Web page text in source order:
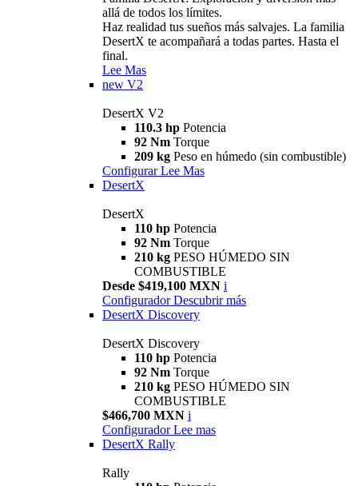
allá de todos los límites.
Haz realidad tus sueños más salvajes. La familia
DesertX te acompañará a todas partes. Hasta el
final.
Lee Mas
new V2
DesertX V2
110.3 hp Potencia
92 Nm Torque
209 kg Peso en húmedo (sin combustible)
Configurar Lee Mas
DesertX
DesertX
110 hp Potencia
92 Nm Torque
210 kg PESO HÚMEDO SIN
COMBUSTIBLE
Desde $419,100 MXN i
Configurador Descubrir más
DesertX Discovery
DesertX Discovery
110 hp Potencia
92 Nm Torque
210 kg PESO HÚMEDO SIN
COMBUSTIBLE
$466,700 MXN i
Configurador Lee mas
DesertX Rally
Rally